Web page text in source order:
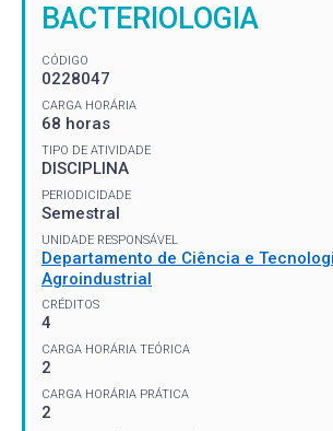
BACTERIOLOGIA
CÓDIGO
0228047
CARGA HORÁRIA
68 horas
TIPO DE ATIVIDADE
DISCIPLINA
PERIODICIDADE
Semestral
UNIDADE RESPONSÁVEL
Departamento de Ciência e
Agroindustrial
CRÉDITOS
4
CARGA HORÁRIA TEÓRICA
2
CARGA HORÁRIA PRÁTICA
2